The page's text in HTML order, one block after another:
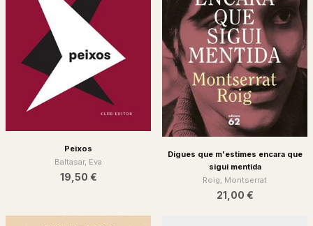
Peixos
Baltasar, Eva
19,50 €
Digues que m'estimes encara que
sigui mentida
Roig, Montserrat
21,00 €